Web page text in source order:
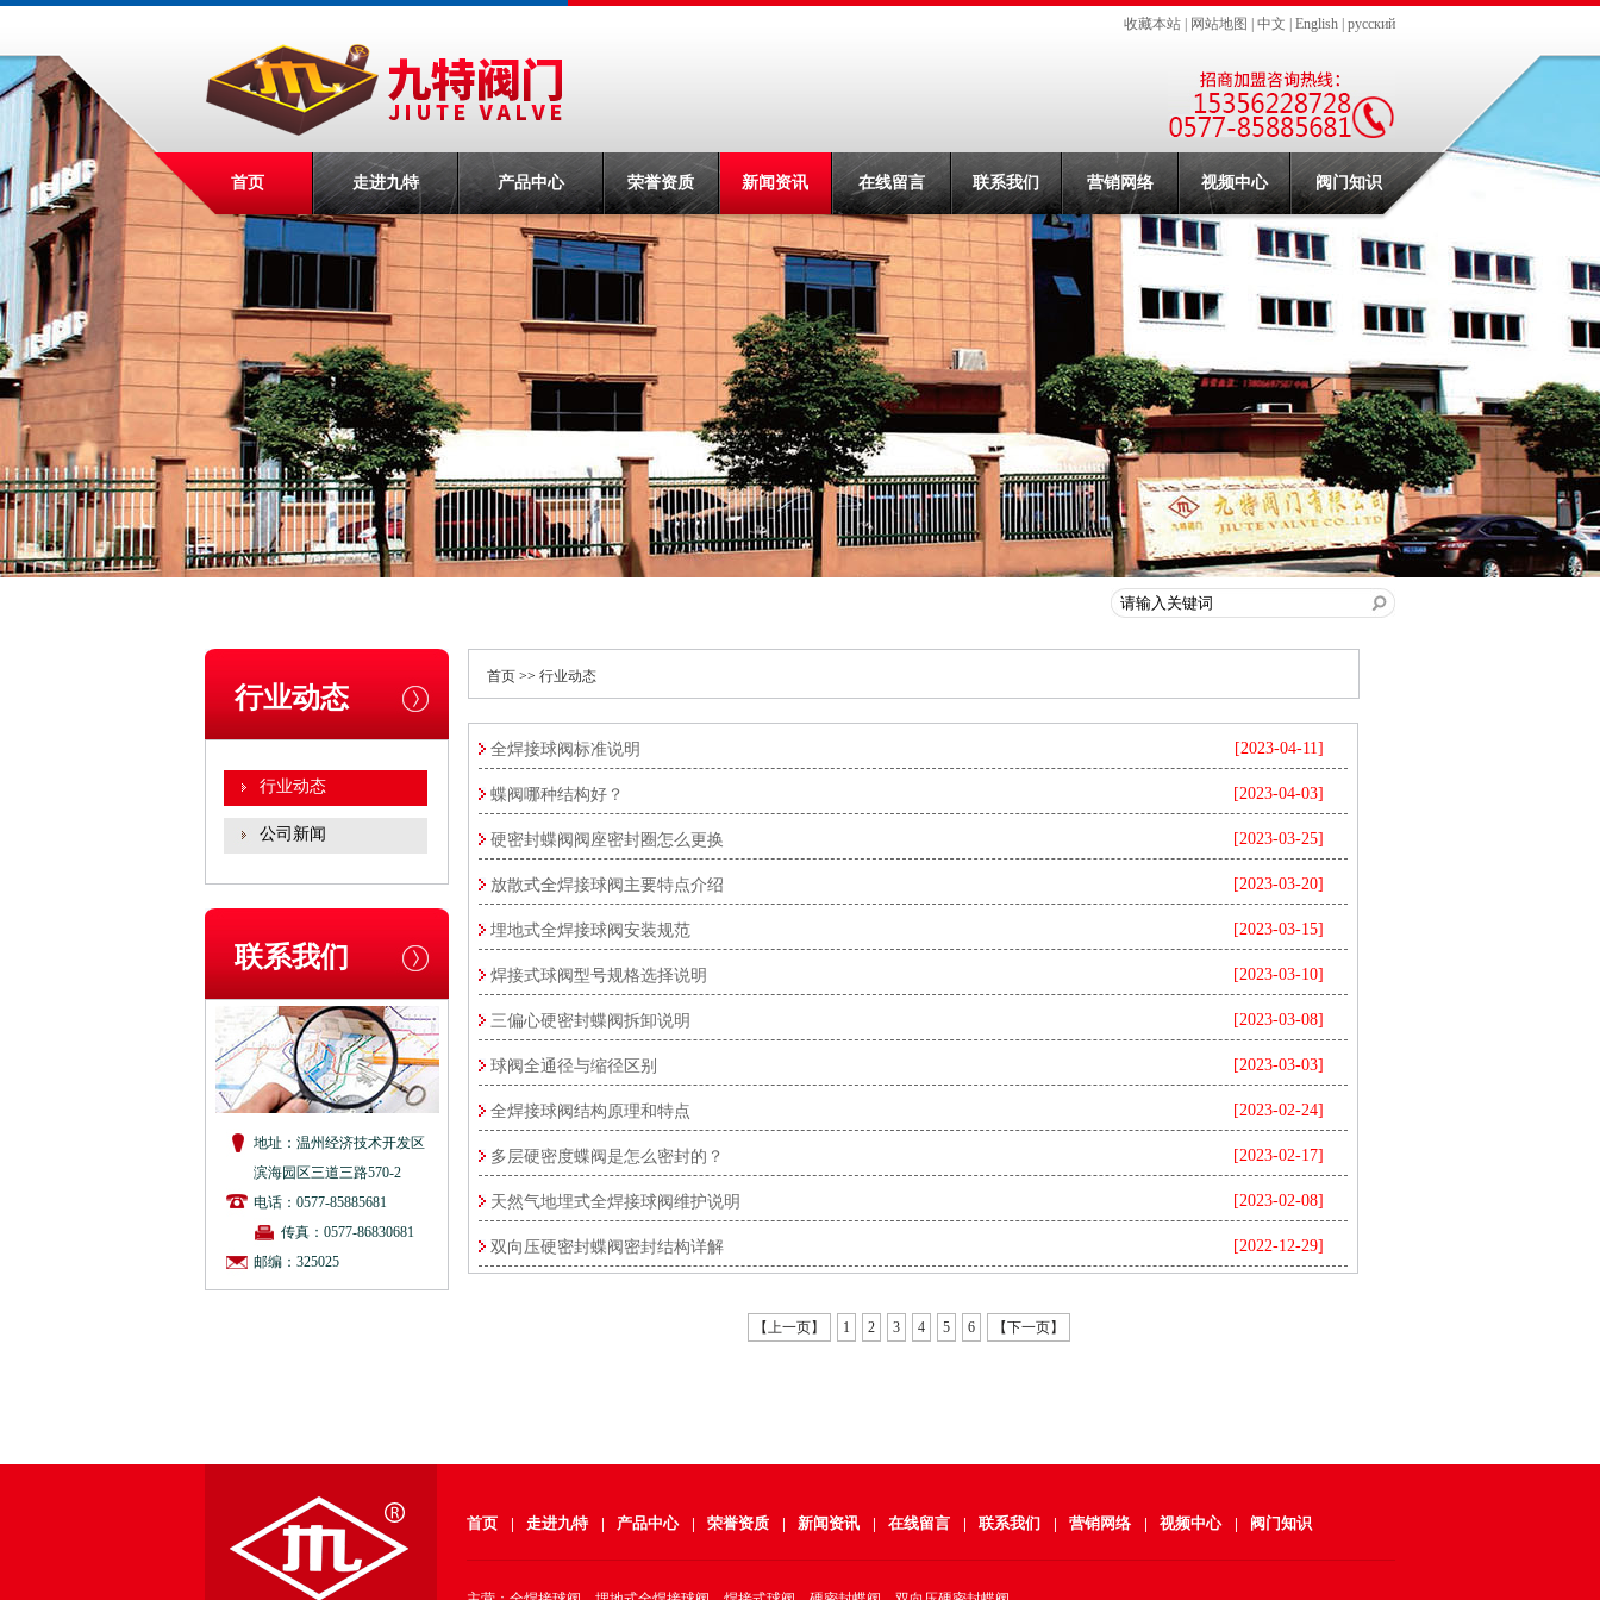
收藏本站 网站地图 中文 English русский
首页 走进九特 产品中心 荣誉资质 新闻资讯 在线留言 联系我们 营销网络 视频中心 阀门知识
行业动态
行业动态
公司新闻
联系我们
地址：温州经济技术开发区
滨海园区三道三路570-2
电话：0577-85885681
传真：0577-86830681
邮编：325025
首页 >> 行业动态
全焊接球阀标准说明 [2023-04-11]
蝶阀哪种结构好？ [2023-04-03]
硬密封蝶阀阀座密封圈怎么更换 [2023-03-25]
放散式全焊接球阀主要特点介绍 [2023-03-20]
埋地式全焊接球阀安装规范 [2023-03-15]
焊接式球阀型号规格选择说明 [2023-03-10]
三偏心硬密封蝶阀拆卸说明 [2023-03-08]
球阀全通径与缩径区别 [2023-03-03]
全焊接球阀结构原理和特点 [2023-02-24]
多层硬密度蝶阀是怎么密封的？ [2023-02-17]
天然气地埋式全焊接球阀维护说明 [2023-02-08]
双向压硬密封蝶阀密封结构详解 [2022-12-29]
【上一页】 1 2 3 4 5 6 【下一页】
首页 | 走进九特 | 产品中心 | 荣誉资质 | 新闻资讯 | 在线留言 | 联系我们 | 营销网络 | 视频中心 | 阀门知识